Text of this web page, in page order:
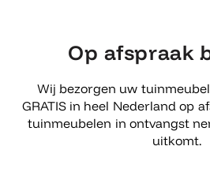
Op afspraak
Wij bezorgen uw
GRATIS in heel Nederland op
tuinmeubelen in ontvangst
uitkomt.